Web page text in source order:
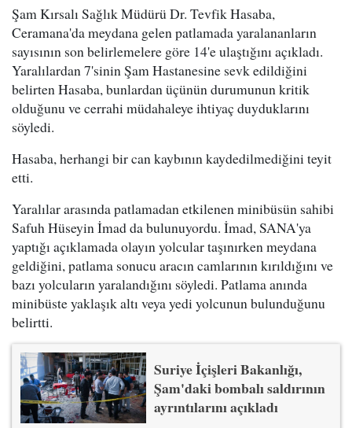
Şam Kırsalı Sağlık Müdürü Dr. Tevfik Hasaba,
Ceramana'da meydana gelen patlamada yaralananların
sayısının son belirlemelere göre 14'e ulaştığını açıkladı.
Yaralılardan 7'sinin Şam Hastanesine sevk edildiğini
belirten Hasaba, bunlardan üçünün durumunun kritik
olduğunu ve cerrahi müdahaleye ihtiyaç duyduklarını
söyledi.
Hasaba, herhangi bir can kaybının kaydedilmediğini teyit
etti.
Yaralılar arasında patlamadan etkilenen minibüsün sahibi
Safuh Hüseyin İmad da bulunuyordu. İmad, SANA'ya
yaptığı açıklamada olayın yolcular taşınırken meydana
geldiğini, patlama sonucu aracın camlarının kırıldığını ve
bazı yolcuların yaralandığını söyledi. Patlama anında
minibüste yaklaşık altı veya yedi yolcunun bulunduğunu
belirtti.
Suriye İçişleri Bakanlığı,
Şam'daki bombalı saldırının
ayrıntılarını açıkladı